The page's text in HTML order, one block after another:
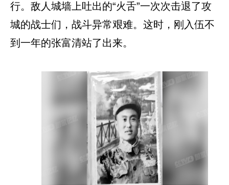
行。敌人城墙上吐出的“火舌”一次次击退了攻
城的战士们，战斗异常艰难。这时，刚入伍不
到一年的张富清站了出来。